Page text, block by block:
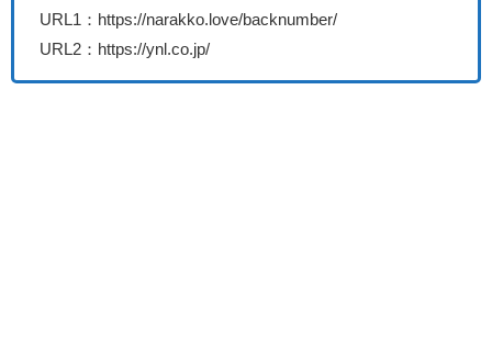
URL1：https://narakko.love/backnumber/
URL2：https://ynl.co.jp/